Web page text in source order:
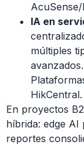
AcuSense/
IA en
múltiples
HikCentral.
En proyectos
híbrida: edge AI
reportes